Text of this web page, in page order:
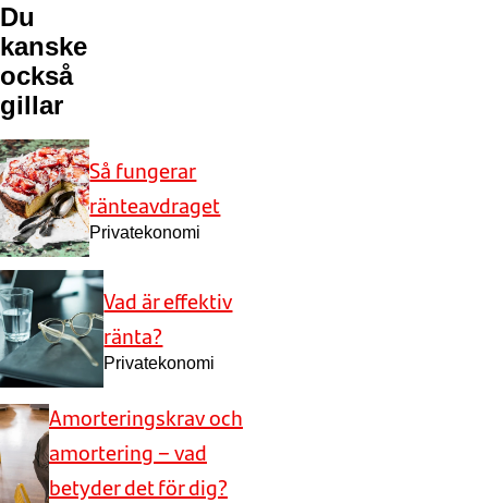
Du
kanske
också
gillar
Så fungerar
ränteavdraget
Privatekonomi
Vad är effektiv
ränta?
Privatekonomi
Amorteringskrav och
amortering – vad
betyder det för dig?